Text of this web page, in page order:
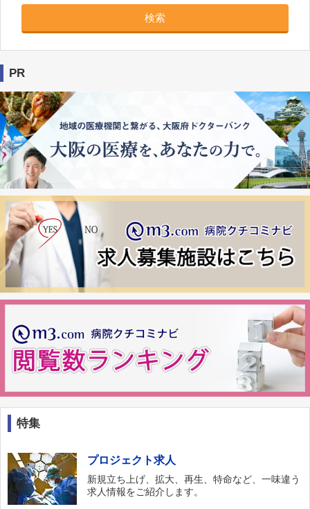
検索
PR
特集
プロジェクト求人
新規立ち上げ、拡大、再生、特命など、一味違う
求人情報をご紹介します。